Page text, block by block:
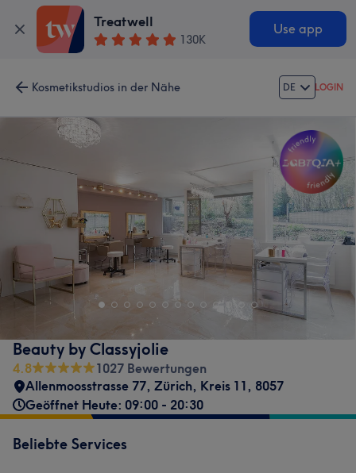
Treatwell
130K
Use app
Kosmetikstudios in der Nähe DE LOGIN
Beauty by Classyjolie
4.8
1027 Bewertungen
Allenmoosstrasse 77, Zürich, Kreis 11, 8057
Geöffnet Heute: 09:00 - 20:30
Beliebte Services